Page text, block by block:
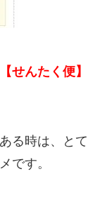
【せんたく便】
る時は、とて
です。